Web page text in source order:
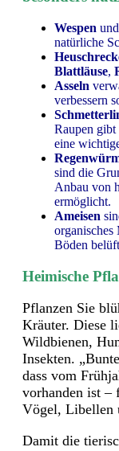
Wespen und
natürliche
Blattläuse,
Asseln
verbessern
Raupen gibt
eine
sind die
Anbau von
ermöglicht.
Ameisen
organisches
Böden
Heimische
Pflanzen Sie
Kräuter. Diese
Wildbienen,
Insekten.
dass vom
vorhanden ist –
Vögel, Libellen
Damit die